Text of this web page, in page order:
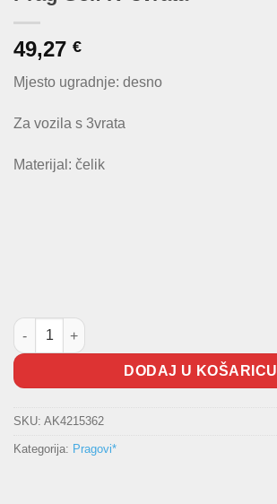
49,27 €
Mjesto ugradnje: desno
Za vozila s 3vrata
Materijal: čelik
Prag Golf IV 3vrata količina
DODAJ U KOŠARICU
SKU: AK4215362
Kategorija: Pragovi*